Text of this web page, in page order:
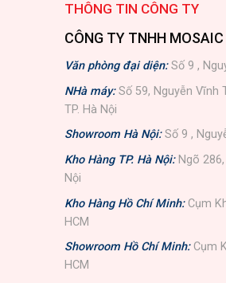
THÔNG TIN CÔNG TY
CÔNG TY TNHH
Văn phòng đại diện:Số 9 ,
NHà máy: Số 59, Nguyễn Vĩnh
TP. Hà Nội
Showroom Hà Nội: Số 9 ,
Kho Hàng TP. Hà Nội: Ngõ
Nội
Kho Hàng Hồ Chí Minh: Cụm
HCM
Showroom Hồ Chí Minh: Cụm
HCM